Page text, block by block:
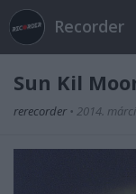
Recorder
Sun Kil
rerecorder • 2014.